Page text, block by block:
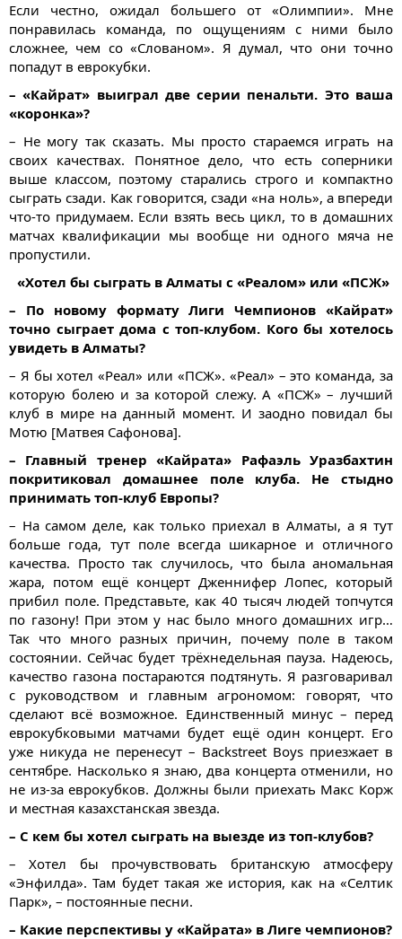
Если честно, ожидал большего от «Олимпии». Мне
понравилась команда, по ощущениям с ними было
сложнее, чем со «Слованом». Я думал, что они точно
попадут в еврокубки.
– «Кайрат» выиграл две серии пенальти. Это ваша
«коронка»?
– Не могу так сказать. Мы просто стараемся играть на
своих качествах. Понятное дело, что есть соперники
выше классом, поэтому старались строго и компактно
сыграть сзади. Как говорится, сзади «на ноль», а впереди
что-то придумаем. Если взять весь цикл, то в домашних
матчах квалификации мы вообще ни одного мяча не
пропустили.
«Хотел бы сыграть в Алматы с «Реалом» или «ПСЖ»
– По новому формату Лиги Чемпионов «Кайрат»
точно сыграет дома с топ-клубом. Кого бы хотелось
увидеть в Алматы?
– Я бы хотел «Реал» или «ПСЖ». «Реал» – это команда, за
которую болею и за которой слежу. А «ПСЖ» – лучший
клуб в мире на данный момент. И заодно повидал бы
Мотю [Матвея Сафонова].
– Главный тренер «Кайрата» Рафаэль Уразбахтин
покритиковал домашнее поле клуба. Не стыдно
принимать топ-клуб Европы?
– На самом деле, как только приехал в Алматы, а я тут
больше года, тут поле всегда шикарное и отличного
качества. Просто так случилось, что была аномальная
жара, потом ещё концерт Дженнифер Лопес, который
прибил поле. Представьте, как 40 тысяч людей топчутся
по газону! При этом у нас было много домашних игр…
Так что много разных причин, почему поле в таком
состоянии. Сейчас будет трёхнедельная пауза. Надеюсь,
качество газона постараются подтянуть. Я разговаривал
с руководством и главным агрономом: говорят, что
сделают всё возможное. Единственный минус – перед
еврокубковыми матчами будет ещё один концерт. Его
уже никуда не перенесут – Backstreet Boys приезжает в
сентябре. Насколько я знаю, два концерта отменили, но
не из-за еврокубков. Должны были приехать Макс Корж
и местная казахстанская звезда.
– С кем бы хотел сыграть на выезде из топ-клубов?
– Хотел бы прочувствовать британскую атмосферу
«Энфилда». Там будет такая же история, как на «Селтик
Парк», – постоянные песни.
– Какие перспективы у «Кайрата» в Лиге чемпионов?